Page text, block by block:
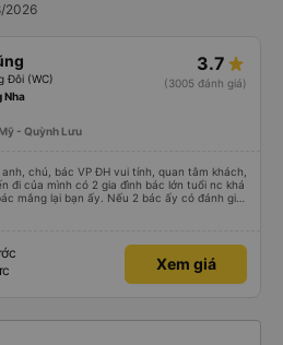
2026
Đôi (WC)
3.7
(3005 đánh giá)
Nha
- Quỳnh Lưu
chú, bác VP ĐH vui tính, quan tâm khách,
mắng lại bạn ấy. Nếu 2 bác ấy có đánh giá
ấy nhắc nhở rất đúng. 2 bác nói rất to. To
bảo bạn ấy liên hệ sđt của mình, mình hỗ
ĐH-NT ngày 16/1. À các bạn nữ lễ tân xinh
đôi xong còn note là (một mình) yêu
Xem giá